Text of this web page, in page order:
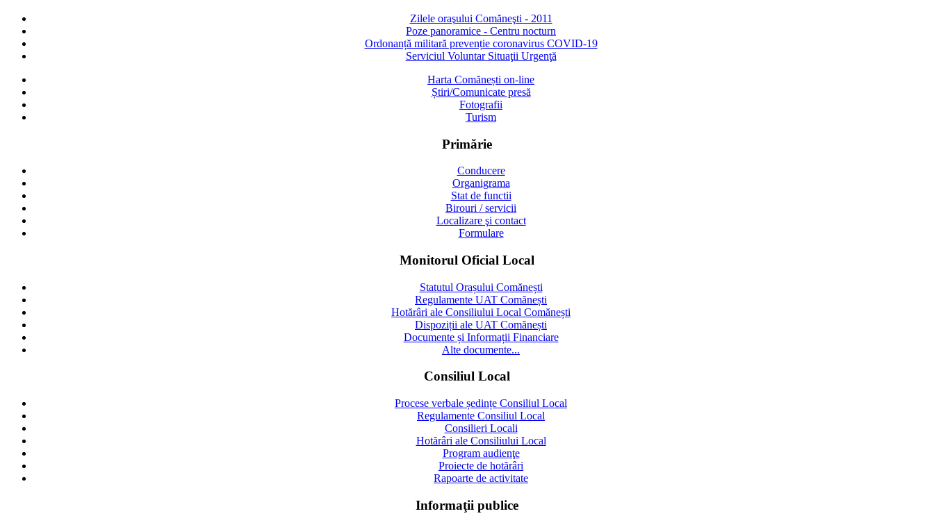
Zilele oraşului Comăneşti - 2011
Poze panoramice - Centru nocturn
Ordonanță militară prevenție coronavirus COVID-19
Serviciul Voluntar Situaţii Urgenţă
Harta Comănești on-line
Știri/Comunicate presă
Fotografii
Turism
Primărie
Conducere
Organigrama
Stat de functii
Birouri / servicii
Localizare şi contact
Formulare
Monitorul Oficial Local
Statutul Orașului Comănești
Regulamente UAT Comănești
Hotărâri ale Consiliului Local Comănești
Dispoziții ale UAT Comănești
Documente și Informații Financiare
Alte documente...
Consiliul Local
Procese verbale ședințe Consiliul Local
Regulamente Consiliul Local
Consilieri Locali
Hotărâri ale Consiliului Local
Program audienţe
Proiecte de hotărâri
Rapoarte de activitate
Informaţii publice